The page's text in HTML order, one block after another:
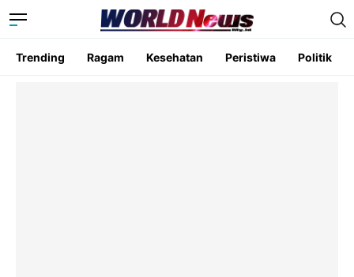
Trending Ragam Kesehatan Peristiwa Politik